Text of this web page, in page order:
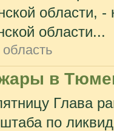
области,
области...
в
Глава
штаба по